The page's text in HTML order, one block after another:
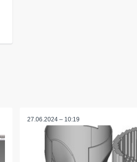
27.06.2024 – 10:19